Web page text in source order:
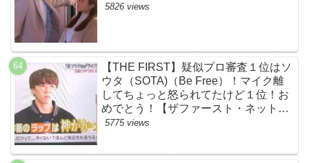
5826 views
【THE FIRST】疑似プロ審査１位はソ
ウタ（SOTA)（Be Free）！マイク離
してちょっと怒られてたけど１位！お
めでとう！【ザファースト・ネットの
ネタバレ感想考察まとめ・スッキリ・
5775 views